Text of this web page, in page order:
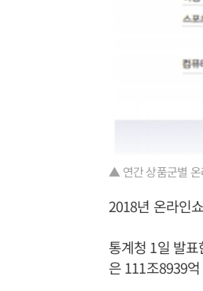
▲ 연간 상품군별 온
2018년 온라인
통계청 1일 발
은 111조8939